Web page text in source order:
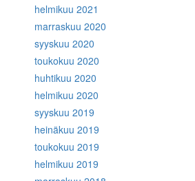
helmikuu 2021
marraskuu 2020
syyskuu 2020
toukokuu 2020
huhtikuu 2020
helmikuu 2020
syyskuu 2019
heinäkuu 2019
toukokuu 2019
helmikuu 2019